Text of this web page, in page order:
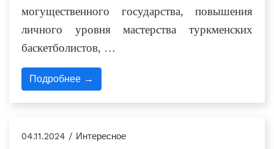
могущественного государства, повышения
личного уровня мастерства туркменских
баскетболистов, …
Подробнее →
04.11.2024 / Интересное